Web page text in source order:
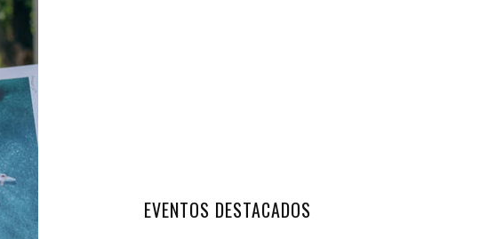
EVENTOS DESTACADOS